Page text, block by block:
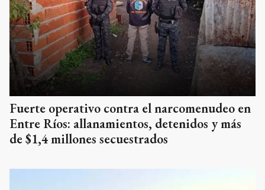
Fuerte operativo contra el narcomenudeo en
Entre Ríos: allanamientos, detenidos y más
de $1,4 millones secuestrados